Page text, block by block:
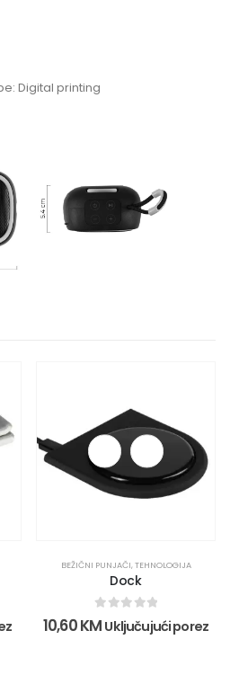
Digital printing
BEŽIČNI PUNJAČI,TEHNOLOGIJA
Dock
0out of 5
10,60KM Uključujući porez